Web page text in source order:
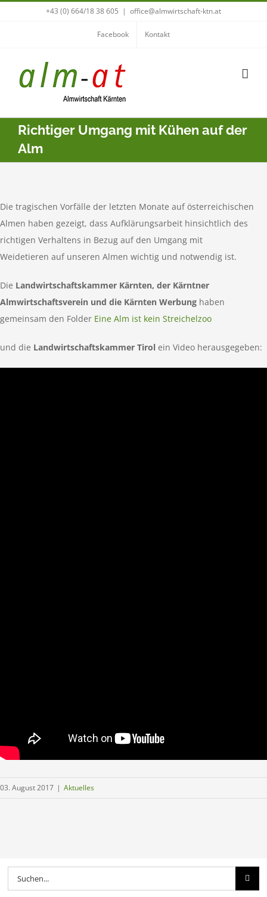
+43 (0) 664/18 38 605 | office@almwirtschaft-ktn.at
Facebook Kontakt
Richtiger Umgang mit Kühen auf der
Alm
Die tragischen Vorfälle der letzten Monate auf österreichischen
Almen haben gezeigt, dass Aufklärungsarbeit hinsichtlich des
richtigen Verhaltens in Bezug auf den Umgang mit
Weidetieren auf unseren Almen wichtig und notwendig ist.
Die Landwirtschaftskammer Kärnten, der Kärntner
Almwirtschaftsverein und die Kärnten Werbung haben
gemeinsam den Folder Eine Alm ist kein Streichelzoo
und die Landwirtschaftskammer Tirol ein Video herausgegeben:
03. August 2017 | Aktuelles
Suche
nach: